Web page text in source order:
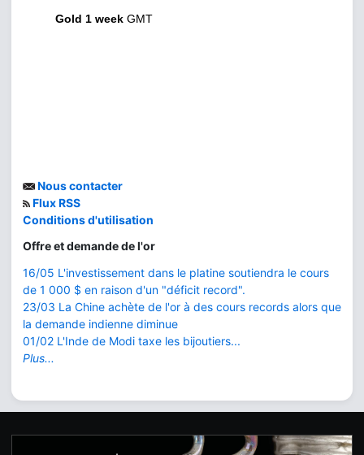
Gold 1 week GMT
Nous contacter
Flux RSS
Conditions d'utilisation
Offre et demande de l'or
16/05 L'investissement dans le platine soutiendra le cours
de 1 000 $ en raison d'un "déficit record".
23/03 La Chine achète de l'or à des cours records alors que
la demande indienne diminue
01/02 L'Inde de Modi taxe les bijoutiers...
Plus...